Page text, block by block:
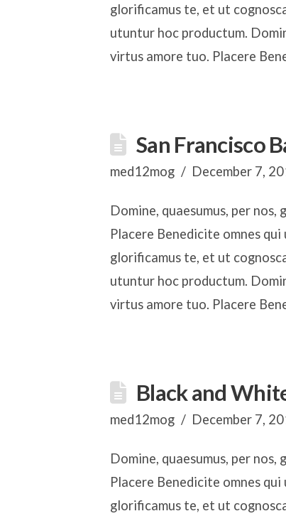
glorificamus te, et ut
utuntur hoc productum.
virtus amore tuo. Placere
San Francisco
med12mog December 7,
Domine, quaesumus, per
Placere Benedicite omnes
glorificamus te, et ut
utuntur hoc productum.
virtus amore tuo. Placere
Black and
med12mog December 7,
Domine, quaesumus, per
Placere Benedicite omnes
glorificamus te, et ut